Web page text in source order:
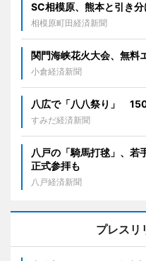
SC相模原、熊本と引き
相模原町田経済新聞
関門海峡花火大会、無料
小倉経済新聞
八広で「八八祭り」
すみだ経済新聞
八戸の「騎馬打毬」、
正式参拝も
八戸経済新聞
プレスリ